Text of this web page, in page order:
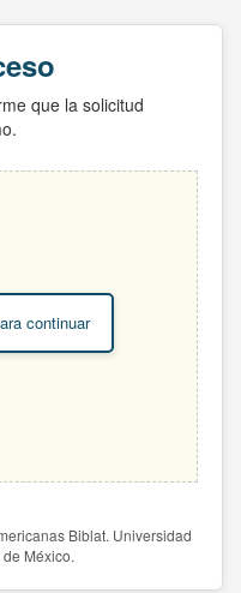
que la solicitud
continuar
Biblat. Universidad
México.